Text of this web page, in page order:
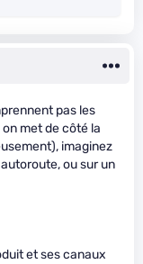
pas les
met de côté la
imaginez
ou sur un
et ses canaux